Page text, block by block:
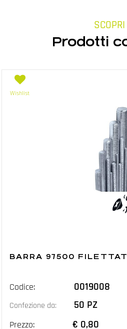
Prodotti
Wishlist
BARRA 97500
Codice: 0019008
Confezione da: 50 PZ
Prezzo: € 0,80